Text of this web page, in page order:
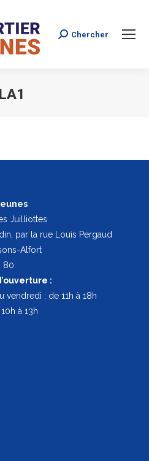
Search:
Chercher
LA1
Juilliottes
par la rue Louis Pergaud
Alfort
80
:
vendredi : de 11h à 18h
à 13h